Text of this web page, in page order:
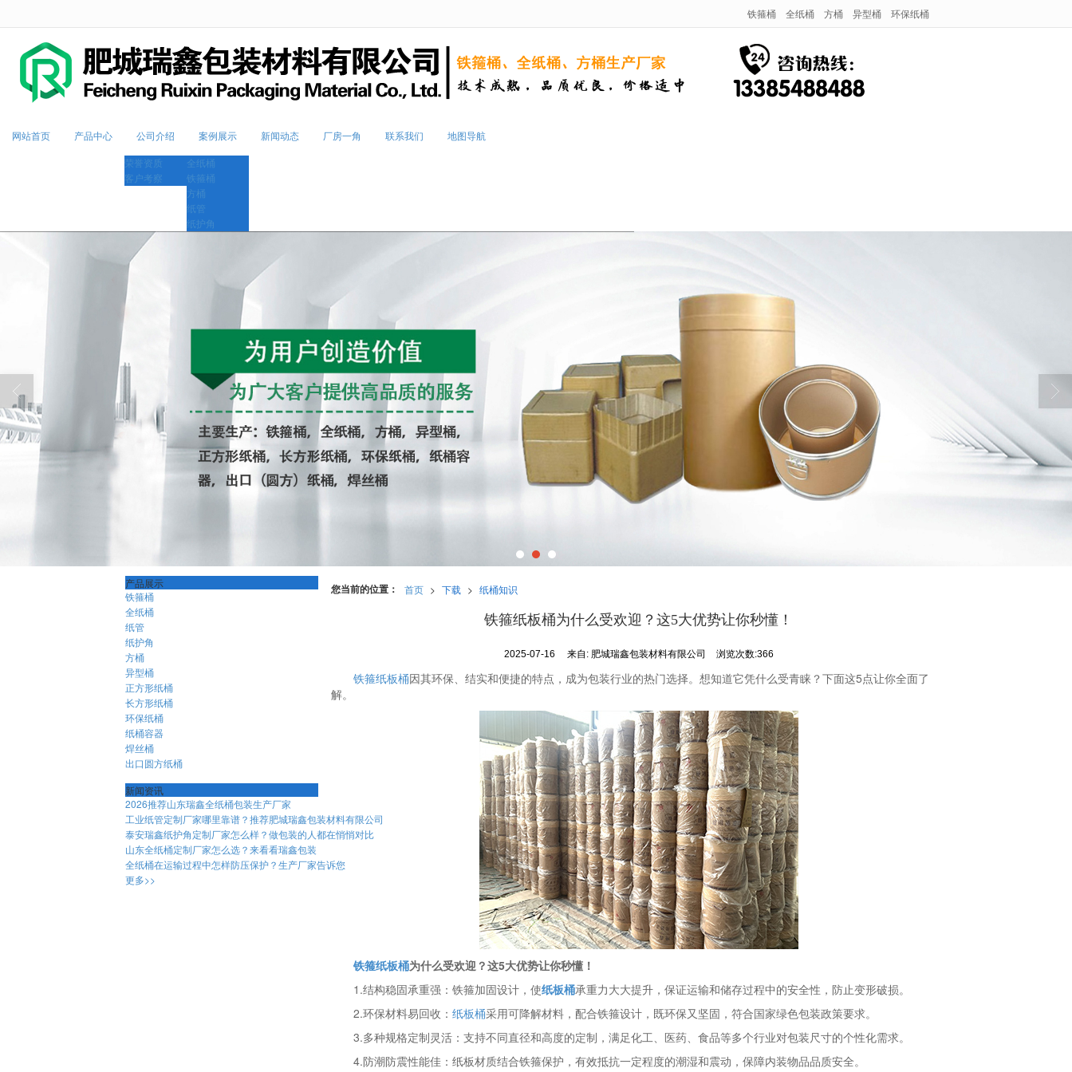
铁箍桶 全纸桶 方桶 异型桶 环保纸桶
网站首页 产品中心
公司介绍
荣誉资质
客户考察
案例展示
全纸桶
铁箍桶
方桶
纸管
纸护角
新闻动态 厂房一角 联系我们 地图导航
您当前的位置： 首页 > 下载 > 纸桶知识
铁箍纸板桶为什么受欢迎？这5大优势让你秒懂！
2025-07-16 来自: 肥城瑞鑫包装材料有限公司 浏览次数:366
铁箍纸板桶因其环保、结实和便捷的特点，成为包装行业的热门选择。想知道它凭什么受青睐？下面这5点让你全面了
解。
铁箍纸板桶为什么受欢迎？这5大优势让你秒懂！
1.结构稳固承重强：铁箍加固设计，使纸板桶承重力大大提升，保证运输和储存过程中的安全性，防止变形破损。
2.环保材料易回收： 纸板桶采用可降解材料，配合铁箍设计，既环保又坚固，符合国家绿色包装政策要求。
3.多种规格定制灵活：支持不同直径和高度的定制，满足化工、医药、食品等多个行业对包装尺寸的个性化需求。
4.防潮防震性能佳：纸板材质结合铁箍保护，有效抵抗一定程度的潮湿和震动，保障内装物品品质安全。
产品展示
铁箍桶
全纸桶
纸管
纸护角
方桶
异型桶
正方形纸桶
长方形纸桶
环保纸桶
纸桶容器
焊丝桶
出口圆方纸桶
新闻资讯
2026推荐山东瑞鑫全纸桶包装生产厂家
工业纸管定制厂家哪里靠谱？推荐肥城瑞鑫包装材料有限公司
泰安瑞鑫纸护角定制厂家怎么样？做包装的人都在悄悄对比
山东全纸桶定制厂家怎么选？来看看瑞鑫包装
全纸桶在运输过程中怎样防压保护？生产厂家告诉您
更多>>